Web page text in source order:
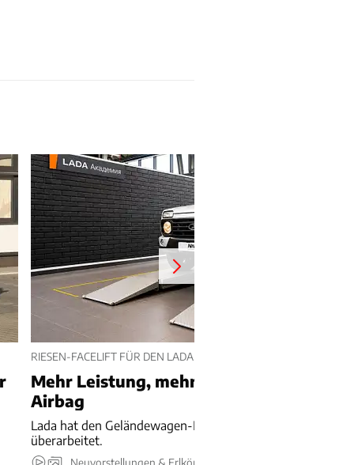
RIESEN-FACELIFT FÜR DEN LADA NIVA
Mehr Leistung, mehr Luxus und sogar
Airbag
Lada hat den Geländewagen-Klassiker Niva komplett
überarbeitet.